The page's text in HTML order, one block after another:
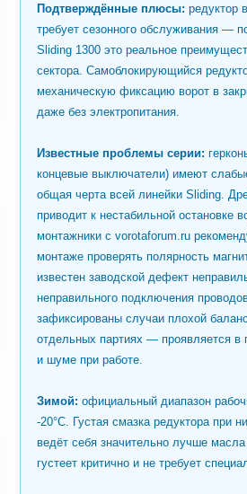
Подтверждённые плюсы: редуктор
требует сезонного обслуживания —
Sliding 1300 это реальное
сектора. Самоблокирующийся
механическую фиксацию ворот в
даже без электропитания.
Известные проблемы серии:
концевые выключатели) имеют
общая черта всей линейки Sliding.
приводит к нестабильной остановке
монтажники с vorotaforum.ru
монтаже проверять полярность
известен заводской дефект
неправильного подключения
зафиксированы случаи плохой
отдельных партиях — проявляется в
и шуме при работе.
Зимой: официальный диапазон
-20°C. Густая смазка редуктора при
ведёт себя значительно лучше
густеет критично и не требует